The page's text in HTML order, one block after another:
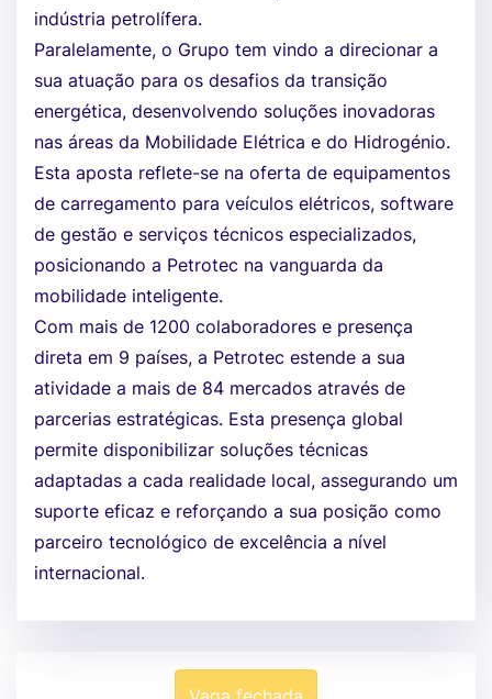
indústria petrolífera.
Paralelamente, o Grupo tem vindo a direcionar a
sua atuação para os desafios da transição
energética, desenvolvendo soluções inovadoras
nas áreas da Mobilidade Elétrica e do Hidrogénio.
Esta aposta reflete-se na oferta de equipamentos
de carregamento para veículos elétricos, software
de gestão e serviços técnicos especializados,
posicionando a Petrotec na vanguarda da
mobilidade inteligente.
Com mais de 1200 colaboradores e presença
direta em 9 países, a Petrotec estende a sua
atividade a mais de 84 mercados através de
parcerias estratégicas. Esta presença global
permite disponibilizar soluções técnicas
adaptadas a cada realidade local, assegurando um
suporte eficaz e reforçando a sua posição como
parceiro tecnológico de excelência a nível
internacional.